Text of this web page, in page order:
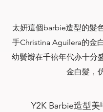
太妍這個barbie造型的髮
手Christina Aguilera的金
幼鬢辮在千禧年代亦十分
金白髮，
Y2K Barbie造型